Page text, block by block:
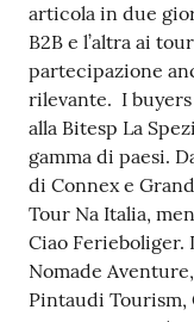
articola in due
B2B e l’altra ai
partecipazione
rilevante. I
alla Bitesp La
gamma di paesi.
di Connex e
Tour Na Italia,
Ciao Ferieboliger.
Nomade
Pintaudi Tourism,